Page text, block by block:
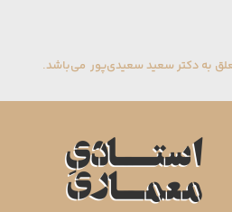
به دکتر سعید سعیدی‌پور می‌باشد.